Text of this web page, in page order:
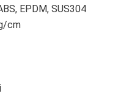
EPDM, SUS304
cm